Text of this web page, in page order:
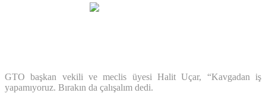
GTO başkan vekili ve meclis üyesi Halit Uçar, “Kavgadan iş
yapamıyoruz. Bırakın da çalışalım dedi.